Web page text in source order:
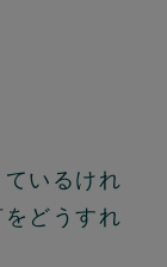
いるけれ
どうすれ